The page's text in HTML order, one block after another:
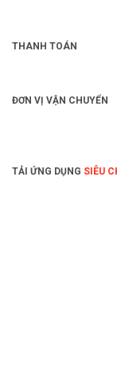
THANH TOÁN
ĐƠN VỊ VẬN CHUYỂN
TẢI ỨNG DỤNG SIÊU